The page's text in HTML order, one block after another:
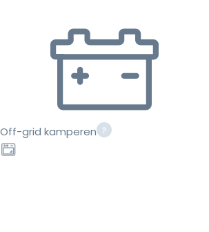
Off-grid kamperen